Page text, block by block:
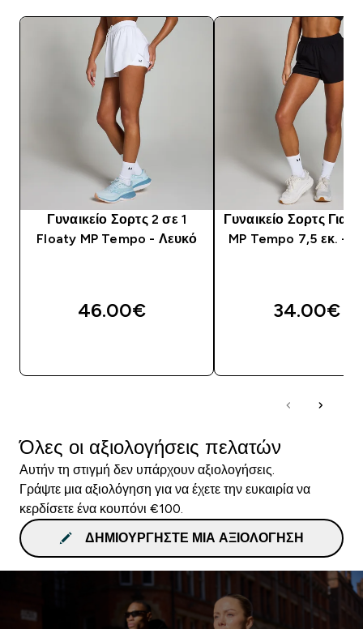
Γυναικείο Σορτς 2 σε 1
Floaty MP Tempo - Λευκό
46.00€‎
Γυναικείο Σορτς Για
MP Tempo 7,5 εκ. -
34.00€‎
Όλες οι αξιολογήσεις πελατών
Αυτήν τη στιγμή δεν υπάρχουν αξιολογήσεις.
Γράψτε μια αξιολόγηση για να έχετε την ευκαιρία να
κερδίσετε ένα κουπόνι €100.
ΔΗΜΙΟΥΡΓΉΣΤΕ ΜΙΑ ΑΞΙΟΛΌΓΗΣΗ